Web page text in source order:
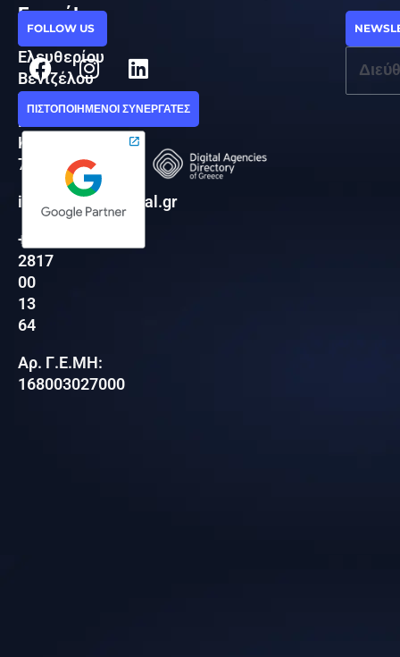
Εποχή!
ΕΠΙΚΟΙΝΩΝΙΑ
Ελευθερίου
Βενιζέλου
77Α,
Μάλια
Κρήτης,
70007
info@finessedigital.gr
+30
2817
00
13
64
Αρ. Γ.Ε.ΜΗ:
168003027000
FOLLOW US
Facebook
Instagram
Linkedin
ΠΙΣΤΟΠΟΙΗΜΕΝΟΙ ΣΥΝΕΡΓΑΤΕΣ